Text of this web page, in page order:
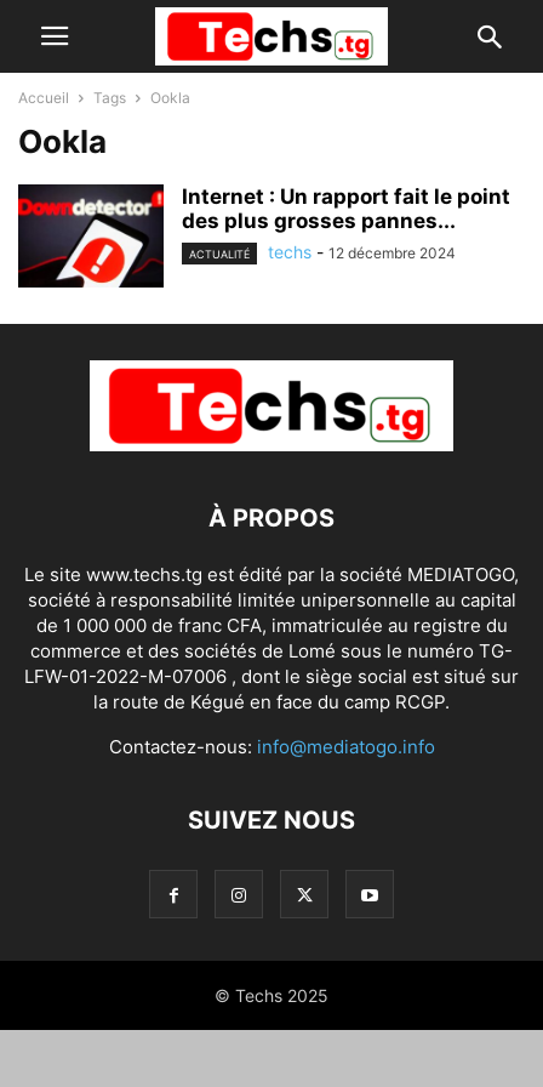
Accueil Tags Ookla
Ookla
Internet : Un rapport fait le point
des plus grosses pannes...
ACTUALITÉ techs - 12 décembre 2024
À PROPOS
Le site www.techs.tg est édité par la société MEDIATOGO,
société à responsabilité limitée unipersonnelle au capital
de 1 000 000 de franc CFA, immatriculée au registre du
commerce et des sociétés de Lomé sous le numéro TG-
LFW-01-2022-M-07006 , dont le siège social est situé sur
la route de Kégué en face du camp RCGP.
Contactez-nous: info@mediatogo.info
SUIVEZ NOUS
© Techs 2025